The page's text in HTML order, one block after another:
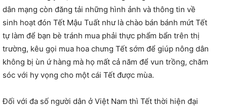
dân mạng còn đăng tải những hình ảnh và thông tin về
sinh hoạt đón Tết Mậu Tuất như là chào bán bánh mứt Tết
tự làm để bạn bè tránh mua phải thực phẩm bẩn trên thị
trường, kêu gọi mua hoa chưng Tết sớm để giúp nông dân
không bị ùn ứ hàng mà họ mất cả năm để vun trồng, chăm
sóc với hy vọng cho một cái Tết được mùa.
Đối với đa số người dân ở Việt Nam thì Tết thời hiện đại